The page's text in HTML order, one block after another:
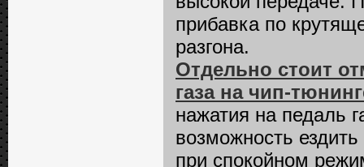
прибавка по
разгона.
Отдельно стоит
газа на чип-
нажатия на педаль
возможность
при спокойном